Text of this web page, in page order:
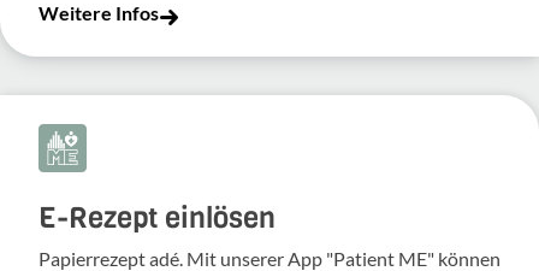
Weitere Infos
E-Rezept einlösen
Papierrezept adé. Mit unserer App "Patient ME" können